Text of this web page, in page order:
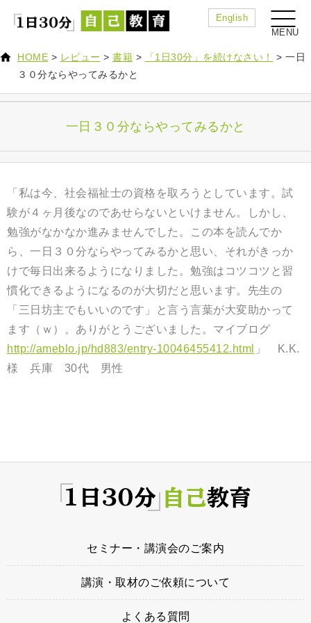
English
HOME > レビュー > 書籍 > 「1日30分」を続けなさい！ > 一日
３０分ならやってみるかと
一日３０分ならやってみるかと
「私は今、社会福祉士の資格を取ろうとしています。試
験が４ヶ月後なのであせらないといけません。しかし、
勉強がなかなか進みませんでした。この本を読んでか
ら、一日３０分ならやってみるかと思い、それがきっか
けで毎日出来るようになりました。勉強はコツコツと習
慣化できるようになるのが大切だと思います。先生の
「三日坊主でもいいのです」と言う言葉が大変助かって
ます（ｗ）。ありがとうございました。マイブログ
http://ameblo.jp/hd883/entry-10046455412.html
」 K.K.
様 兵庫 30代 男性
セミナー・講演会のご案内
講演・取材のご依頼について
よくある質問